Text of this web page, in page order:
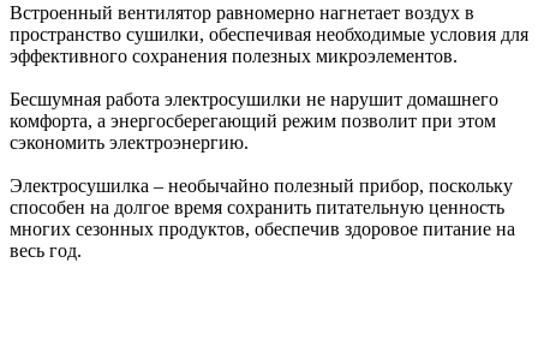
Встроенный вентилятор равномерно нагнетает воздух в
пространство сушилки, обеспечивая необходимые условия для
эффективного сохранения полезных микроэлементов.
Бесшумная работа электросушилки не нарушит домашнего
комфорта, а энергосберегающий режим позволит при этом
сэкономить электроэнергию.
Электросушилка – необычайно полезный прибор, поскольку
способен на долгое время сохранить питательную ценность
многих сезонных продуктов, обеспечив здоровое питание на
весь год.